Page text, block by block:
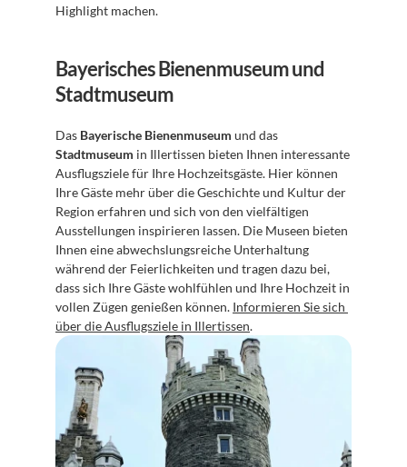
Highlight machen.
Bayerisches Bienenmuseum und
Stadtmuseum
Das Bayerische Bienenmuseum
Stadtmuseum in Illertissen bieten Ihnen interessante
Ausflugsziele für Ihre Hochzeitsgäste. Hier können
Ihre Gäste mehr über die Geschichte und Kultur der
Region erfahren und sich von den vielfältigen
Ausstellungen inspirieren lassen. Die Museen bieten
Ihnen eine abwechslungsreiche Unterhaltung
während der Feierlichkeiten und tragen dazu bei,
dass sich Ihre Gäste wohlfühlen und Ihre Hochzeit in
vollen Zügen genießen können. Informieren Sie sich
über die Ausflugsziele in Illertissen.